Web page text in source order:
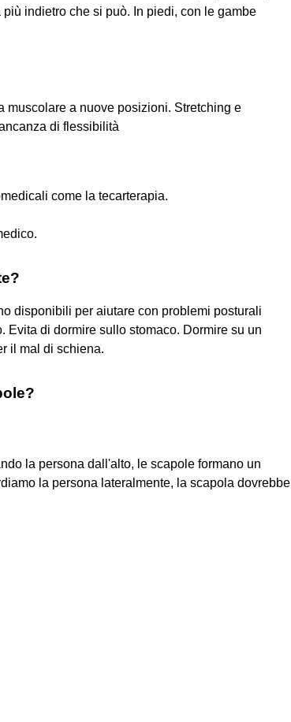
indietro che si può. In piedi, con le gambe
muscolare a nuove posizioni. Stretching e
di flessibilità
come la tecarterapia.
disponibili per aiutare con problemi posturali
di dormire sullo stomaco. Dormire su un
il mal di schiena.
la persona dall'alto, le scapole formano un
la persona lateralmente, la scapola dovrebbe